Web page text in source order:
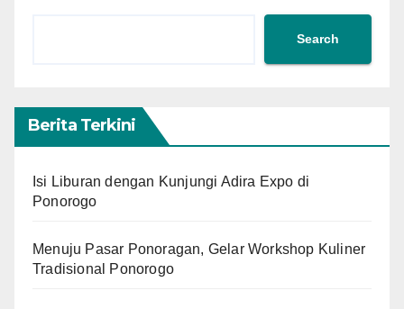
Search
Berita Terkini
Isi Liburan dengan Kunjungi Adira Expo di
Ponorogo
Menuju Pasar Ponoragan, Gelar Workshop Kuliner
Tradisional Ponorogo